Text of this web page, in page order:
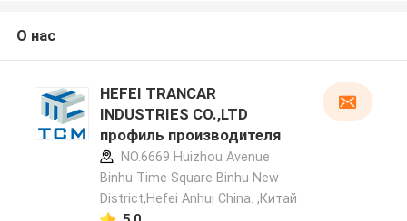
О нас
HEFEI TRANCAR
INDUSTRIES CO.,LTD
профиль производителя
NO.6669 Huizhou Avenue
Binhu Time Square Binhu New
District,Hefei Anhui China. ,Китай